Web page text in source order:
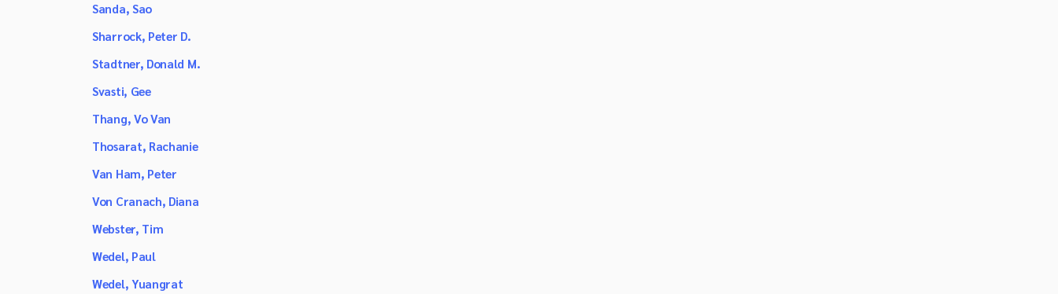
Sanda, Sao
Sharrock, Peter D.
Stadtner, Donald M.
Svasti, Gee
Thang, Vo Van
Thosarat, Rachanie
Van Ham, Peter
Von Cranach, Diana
Webster, Tim
Wedel, Paul
Wedel, Yuangrat